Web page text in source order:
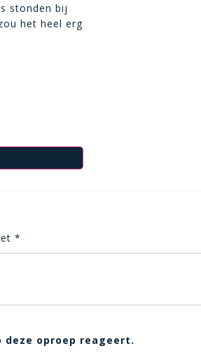
stonden bij
het heel erg
*
oproep reageert.